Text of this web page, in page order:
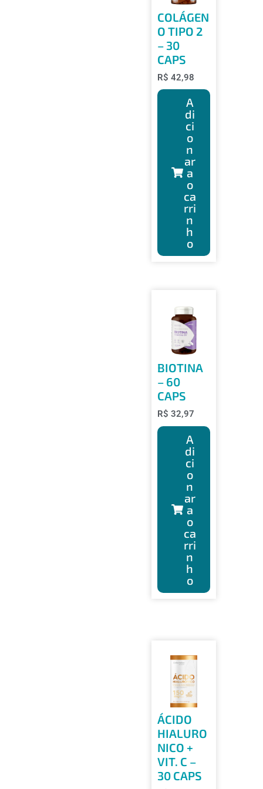
COLÁGEN
O TIPO 2
– 30
CAPS
R$ 42,98
A
di
ci
o
n
ar
a
o
ca
rri
n
h
o
BIOTINA
– 60
CAPS
R$ 32,97
A
di
ci
o
n
ar
a
o
ca
rri
n
h
o
ÁCIDO
HIALURO
NICO +
VIT. C –
30 CAPS